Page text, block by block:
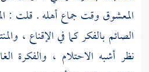
المعشوق وقت جماع أهله . قلت :
الصائم بالفكر كما في الإقناع ،
نظر أشبه الاحتلام ، والفكرة